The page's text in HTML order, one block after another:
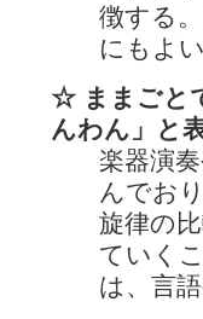
徴する
にもよ
☆ ままごと
んわん」と
楽器演
んでお
旋律の
ていく
は、言